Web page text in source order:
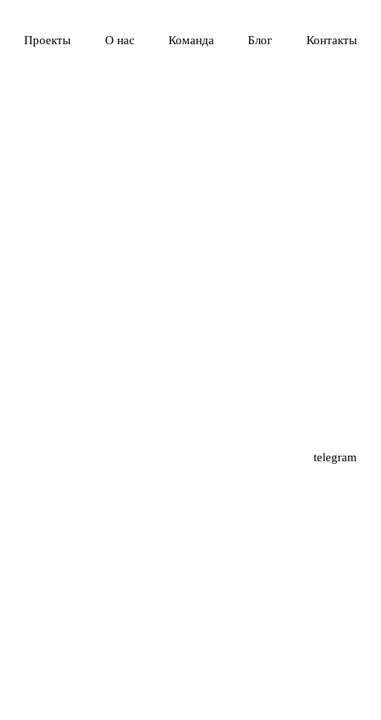
Проекты О нас Команда Блог Контакты
telegram